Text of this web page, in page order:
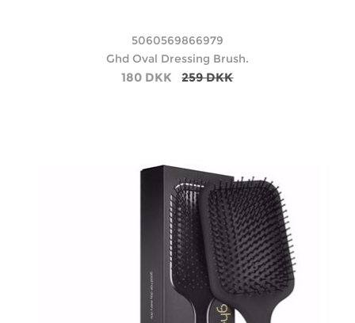
5060569866979
Ghd Oval Dressing Brush.
180 DKK 259 DKK